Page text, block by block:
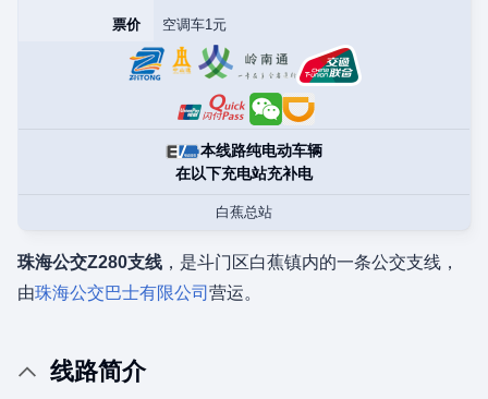
票价 空调车1元
本线路纯电动车辆
在以下充电站充补电
白蕉总站
珠海公交Z280支线 ，是斗门区白蕉镇内的一条公交支线，
由珠海公交巴士有限公司 营运。
线路简介